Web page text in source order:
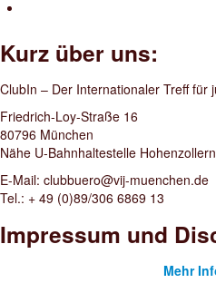
Kurz über uns:
ClubIn – Der Internationaler Treff
Friedrich-Loy-Straße 16
80796 München
Nähe U-Bahnhaltestelle
E-Mail: clubbuero@vij-muenchen.de
Tel.: + 49 (0)89/306 6869 13
Impressum und
Mehr